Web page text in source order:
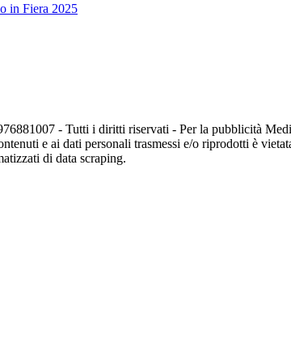
in Fiera 2025
- Tutti i diritti riservati - Per la pubblicità
e ai dati personali trasmessi e/o riprodotti è
di data scraping.